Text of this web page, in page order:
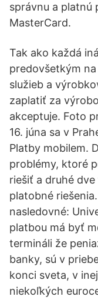
správnu a platnú
MasterCard.
Tak ako každá
predovšetkým
služieb a
zaplatiť za
akceptuje. Foto
16. júna sa v
Platby mobilem.
problémy, ktoré
riešiť a druhé
platobné
nasledovné:
platbou má byť
termináli že
banky, sú v
konci sveta, v
niekoľkých